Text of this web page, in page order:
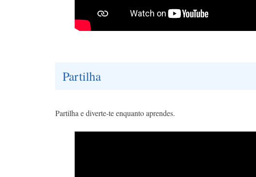
Partilha
Partilha e diverte-te enquanto aprendes.